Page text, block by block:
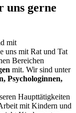
uns gerne
mit
uns mit Rat und Tat
Bereichen
mit. Wir sind unter
Psychologinnen,
Haupttätigkeiten
mit Kindern und